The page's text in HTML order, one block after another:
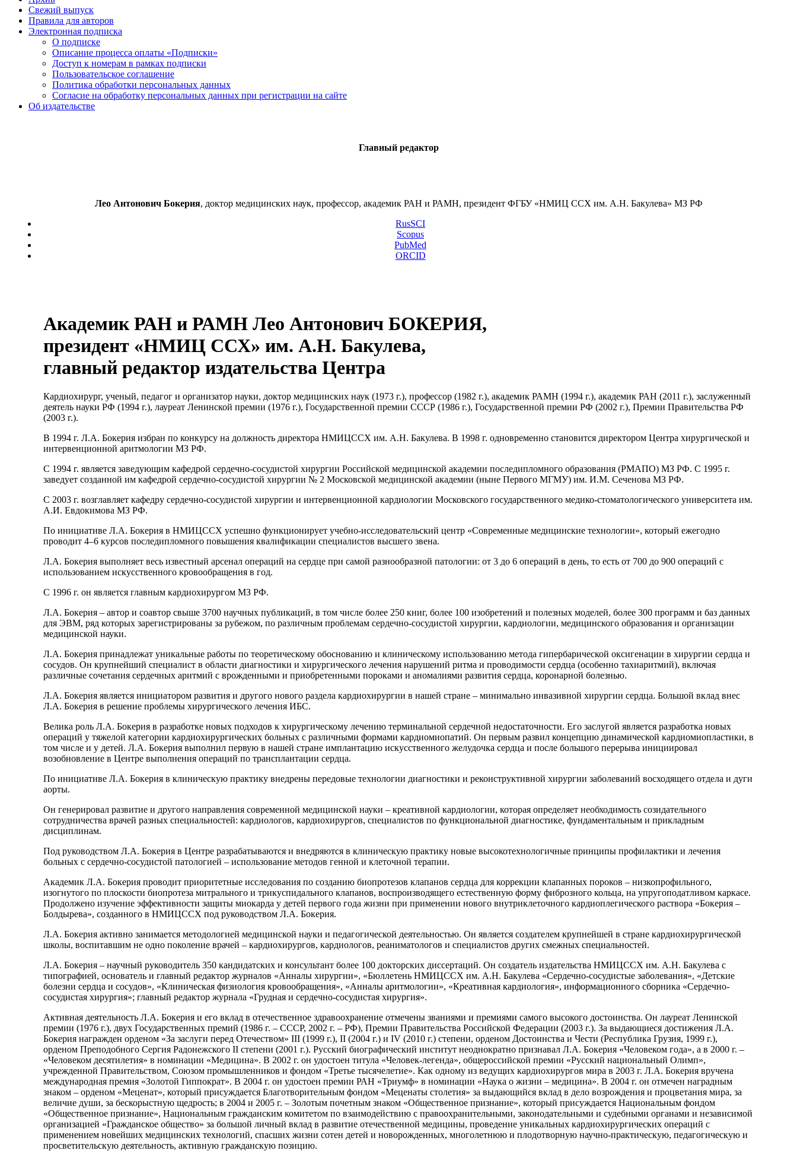
Свежий выпуск
Правила для авторов
Электронная подписка
О подписке
Описание процесса оплаты «Подписки»
Доступ к номерам в рамках подписки
Пользовательское соглашение
Политика обработки персональных данных
Согласие на обработку персональных данных при регистрации на сайте
Об издательстве
Главный редактор
Лео Антонович Бокерия, доктор медицинских наук, профессор, академик РАН и РАМН, президент ФГБУ «НМИЦ ССХ им. А.Н. Бакулева» МЗ РФ
RusSCI
Scopus
PubMed
ORCID
Академик РАН и РАМН Лео Антонович БОКЕРИЯ,
президент «НМИЦ ССХ» им. А.Н. Бакулева,
главный редактор издательства Центра
Кардиохирург, ученый, педагог и организатор науки, доктор медицинских наук (1973 г.), профессор (1982 г.), академик РАМН (1994 г.), академик РАН (2011 г.), заслуженный
деятель науки РФ (1994 г.), лауреат Ленинской премии (1976 г.), Государственной премии СССР (1986 г.), Государственной премии РФ (2002 г.), Премии Правительства РФ
(2003 г.).
В 1994 г. Л.А. Бокерия избран по конкурсу на должность директора НМИЦССХ им. А.Н. Бакулева. В 1998 г. одновременно становится директором Центра хирургической и
интервенционной аритмологии МЗ РФ.
С 1994 г. является заведующим кафедрой сердечно-сосудистой хирургии Российской медицинской академии последипломного образования (РМАПО) МЗ РФ. С 1995 г.
заведует созданной им кафедрой сердечно-сосудистой хирургии № 2 Московской медицинской академии (ныне Первого МГМУ) им. И.М. Сеченова МЗ РФ.
С 2003 г. возглавляет кафедру сердечно-сосудистой хирургии и интервенционной кардиологии Московского государственного медико-стоматологического университета им.
А.И. Евдокимова МЗ РФ.
По инициативе Л.А. Бокерия в НМИЦССХ успешно функционирует учебно-исследовательский центр «Современные медицинские технологии», который ежегодно
проводит 4–6 курсов последипломного повышения квалификации специалистов высшего звена.
Л.А. Бокерия выполняет весь известный арсенал операций на сердце при самой разнообразной патологии: от 3 до 6 операций в день, то есть от 700 до 900 операций с
использованием искусственного кровообращения в год.
С 1996 г. он является главным кардиохирургом МЗ РФ.
Л.А. Бокерия – автор и соавтор свыше 3700 научных публикаций, в том числе более 250 книг, более 100 изобретений и полезных моделей, более 300 программ и баз данных
для ЭВМ, ряд которых зарегистрированы за рубежом, по различным проблемам сердечно-сосудистой хирургии, кардиологии, медицинского образования и организации
медицинской науки.
Л.А. Бокерия принадлежат уникальные работы по теоретическому обоснованию и клиническому использованию метода гипербарической оксигенации в хирургии сердца и
сосудов. Он крупнейший специалист в области диагностики и хирургического лечения нарушений ритма и проводимости сердца (особенно тахиаритмий), включая
различные сочетания сердечных аритмий с врожденными и приобретенными пороками и аномалиями развития сердца, коронарной болезнью.
Л.А. Бокерия является инициатором развития и другого нового раздела кардиохирургии в нашей стране – минимально инвазивной хирургии сердца. Большой вклад внес
Л.А. Бокерия в решение проблемы хирургического лечения ИБС.
Велика роль Л.А. Бокерия в разработке новых подходов к хирургическому лечению терминальной сердечной недостаточности. Его заслугой является разработка новых
операций у тяжелой категории кардиохирургических больных с различными формами кардиомиопатий. Он первым развил концепцию динамической кардиомиопластики, в
том числе и у детей. Л.А. Бокерия выполнил первую в нашей стране имплантацию искусственного желудочка сердца и после большого перерыва инициировал
возобновление в Центре выполнения операций по трансплантации сердца.
По инициативе Л.А. Бокерия в клиническую практику внедрены передовые технологии диагностики и реконструктивной хирургии заболеваний восходящего отдела и дуги
аорты.
Он генерировал развитие и другого направления современной медицинской науки – креативной кардиологии, которая определяет необходимость созидательного
сотрудничества врачей разных специальностей: кардиологов, кардиохирургов, специалистов по функциональной диагностике, фундаментальным и прикладным
дисциплинам.
Под руководством Л.А. Бокерия в Центре разрабатываются и внедряются в клиническую практику новые высокотехнологичные принципы профилактики и лечения
больных с сердечно-сосудистой патологией – использование методов генной и клеточной терапии.
Академик Л.А. Бокерия проводит приоритетные исследования по созданию биопротезов клапанов сердца для коррекции клапанных пороков – низкопрофильного,
изогнутого по плоскости биопротеза митрального и трикуспидального клапанов, воспроизводящего естественную форму фиброзного кольца, на упругоподатливом каркасе.
Продолжено изучение эффективности защиты миокарда у детей первого года жизни при применении нового внутриклеточного кардиоплегического раствора «Бокерия –
Болдырева», созданного в НМИЦССХ под руководством Л.А. Бокерия.
Л.А. Бокерия активно занимается методологией медицинской науки и педагогической деятельностью. Он является создателем крупнейшей в стране кардиохирургической
школы, воспитавшим не одно поколение врачей – кардиохирургов, кардиологов, реаниматологов и специалистов других смежных специальностей.
Л.А. Бокерия – научный руководитель 350 кандидатских и консультант более 100 докторских диссертаций. Он создатель издательства НМИЦССХ им. А.Н. Бакулева с
типографией, основатель и главный редактор журналов «Анналы хирургии», «Бюллетень НМИЦССХ им. А.Н. Бакулева «Сердечно-сосудистые заболевания», «Детские
болезни сердца и сосудов», «Клиническая физиология кровообращения», «Анналы аритмологии», «Креативная кардиология», информационного сборника «Сердечно-
сосудистая хирургия»; главный редактор журнала «Грудная и сердечно-сосудистая хирургия».
Активная деятельность Л.А. Бокерия и его вклад в отечественное здравоохранение отмечены званиями и премиями самого высокого достоинства. Он лауреат Ленинской
премии (1976 г.), двух Государственных премий (1986 г. – СССР, 2002 г. – РФ), Премии Правительства Российской Федерации (2003 г.). За выдающиеся достижения Л.А.
Бокерия награжден орденом «За заслуги перед Отечеством» III (1999 г.), II (2004 г.) и IV (2010 г.) степени, орденом Достоинства и Чести (Республика Грузия, 1999 г.),
орденом Преподобного Сергия Радонежского II степени (2001 г.). Русский биографический институт неоднократно признавал Л.А. Бокерия «Человеком года», а в 2000 г. –
«Человеком десятилетия» в номинации «Медицина». В 2002 г. он удостоен титула «Человек-легенда», общероссийской премии «Русский национальный Олимп»,
учрежденной Правительством, Союзом промышленников и фондом «Третье тысячелетие». Как одному из ведущих кардиохирургов мира в 2003 г. Л.А. Бокерия вручена
международная премия «Золотой Гиппократ». В 2004 г. он удостоен премии РАН «Триумф» в номинации «Наука о жизни – медицина». В 2004 г. он отмечен наградным
знаком – орденом «Меценат», который присуждается Благотворительным фондом «Меценаты столетия» за выдающийся вклад в дело возрождения и процветания мира, за
величие души, за бескорыстную щедрость; в 2004 и 2005 г. – Золотым почетным знаком «Общественное признание», который присуждается Национальным фондом
«Общественное признание», Национальным гражданским комитетом по взаимодействию с правоохранительными, законодательными и судебными органами и независимой
организацией «Гражданское общество» за большой личный вклад в развитие отечественной медицины, проведение уникальных кардиохирургических операций с
применением новейших медицинских технологий, спасших жизни сотен детей и новорожденных, многолетнюю и плодотворную научно-практическую, педагогическую и
просветительскую деятельность, активную гражданскую позицию.